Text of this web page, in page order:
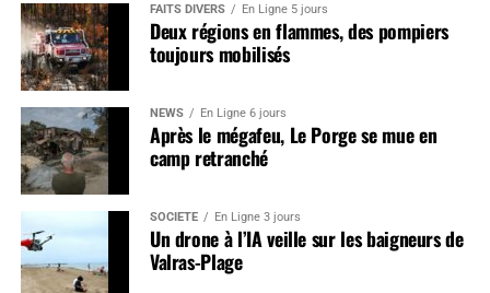
FAITS DIVERS En Ligne 5 jours
Deux régions en flammes, des pompiers
toujours mobilisés
NEWS En Ligne 6 jours
Après le mégafeu, Le Porge se mue en
camp retranché
SOCIÉTÉ En Ligne 3 jours
Un drone à l’IA veille sur les baigneurs de
Valras-Plage